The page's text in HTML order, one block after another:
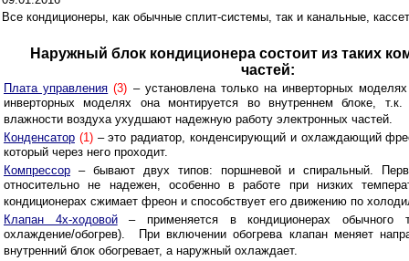
Все кондиционеры, как обычные сплит-системы, так и канальные,
Наружный блок кондиционера состоит из таких
частей:
Плата управления (3) – установлена только на инверторных
инверторных моделях она монтируется во внутреннем блоке,
влажности воздуха ухудшают надежную работу электронных частей.
Конденсатор (1)– это радиатор, конденсирующий и охлаждающий
который через него проходит.
Компрессор – бывают двух типов: поршневой и спиральный.
относительно не надежен, особенно в работе при низких
кондиционерах сжимает фреон и способствует его движению по
Клапан 4х-ходовой– применяется в кондиционерах обычного
охлаждение/обогрев). При включении обогрева клапан меняет
внутренний блок обогревает, а наружный охлаждает.